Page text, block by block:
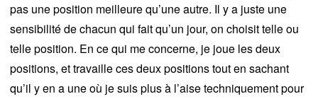
pas une position meilleure qu’une autre. Il y a juste une
sensibilité de chacun qui fait qu’un jour, on choisit telle ou
telle position. En ce qui me concerne, je joue les deux
positions, et travaille ces deux positions tout en sachant
qu’il y en a une où je suis plus à l’aise techniquement pour